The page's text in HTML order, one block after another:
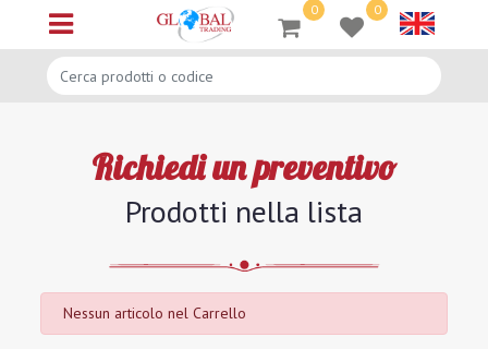
Open menu
0 0
Richiedi un preventivo
Prodotti nella lista
Nessun articolo nel Carrello